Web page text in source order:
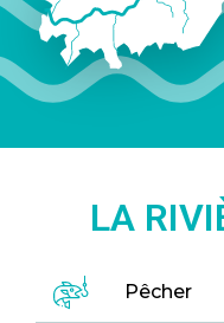
LA
Pêcher